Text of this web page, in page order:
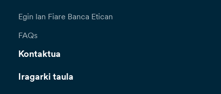
Egin lan Fiare Banca Etican
FAQs
Kontaktua
Iragarki taula